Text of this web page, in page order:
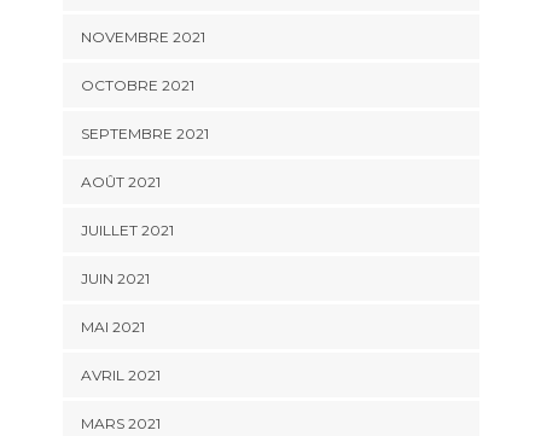
NOVEMBRE 2021
OCTOBRE 2021
SEPTEMBRE 2021
AOÛT 2021
JUILLET 2021
JUIN 2021
MAI 2021
AVRIL 2021
MARS 2021